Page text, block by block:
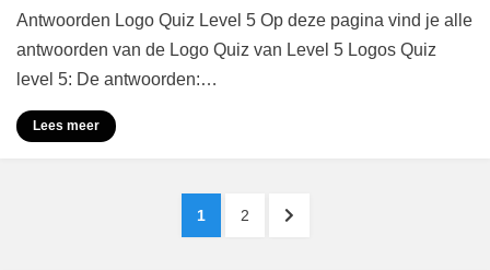
Quiz
Antwoorden
Antwoorden Logo Quiz Level 5 Op deze pagina vind je alle
antwoorden van de Logo Quiz van Level 5 Logos Quiz
level 5: De antwoorden:…
Lees meer
PAGINA
1 PAGINA
2
VOLGENDE